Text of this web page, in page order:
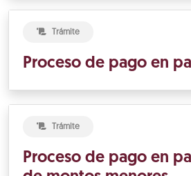
Trámite
Proceso de pago en
Trámite
Proceso de pago en